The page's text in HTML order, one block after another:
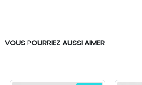
VOUS POURRIEZ AUSSI AIMER